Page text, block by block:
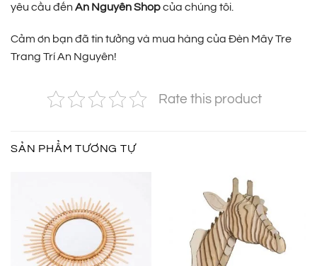
yêu cầu đến An Nguyên Shopcủa chúng tôi.
Cảm ơn bạn đã tin tưởng và mua hàng của Đèn Mây Tre
Trang Trí An Nguyên!
Rate this product
SẢN PHẨM TƯƠNG TỰ